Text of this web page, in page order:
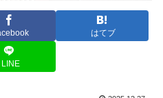
はてブ
LINE